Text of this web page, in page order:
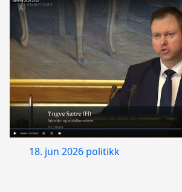
18. jun 2026 politikk